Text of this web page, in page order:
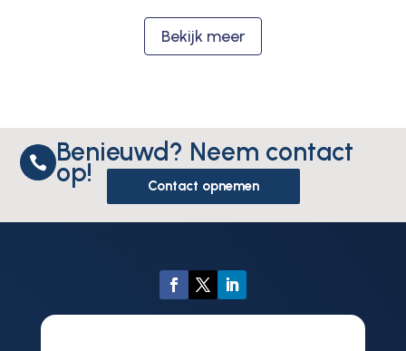
Bekijk meer
 Benieuwd? Neem contact
op! Contact opnemen